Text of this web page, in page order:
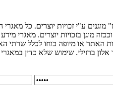
ע"י זכויות יוצרים. כל
מוגן בזכויות יוצרים. מאגרי
האתר או מיופה כוחו לכלל שרתי